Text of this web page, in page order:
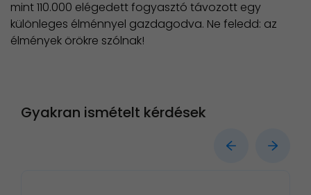
mint 110.000 elégedett fogyasztó távozott egy
különleges élménnyel gazdagodva. Ne feledd: az
élmények örökre szólnak!
Gyakran ismételt kérdések